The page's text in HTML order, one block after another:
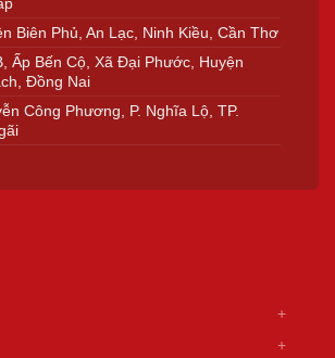
Biên Phủ, An Lạc, Ninh Kiều, Cần Thơ
Ấp Bến Cộ, Xã Đại Phước, Huyện
Đồng Nai
Công Phương, P. Nghĩa Lộ, TP.